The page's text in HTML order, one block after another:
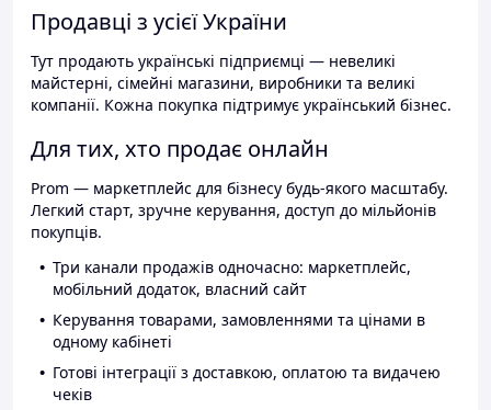
Продавці з усієї України
Тут продають українські підприємці — невеликі
майстерні, сімейні магазини, виробники та великі
компанії. Кожна покупка підтримує український бізнес.
Для тих, хто продає онлайн
Prom — маркетплейс для бізнесу будь-якого масштабу.
Легкий старт, зручне керування, доступ до мільйонів
покупців.
Три канали продажів одночасно: маркетплейс,
мобільний додаток, власний сайт
Керування товарами, замовленнями та цінами в
одному кабінеті
Готові інтеграції з доставкою, оплатою та видачею
чеків